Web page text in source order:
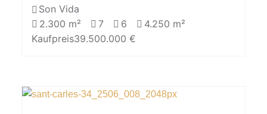
Son Vida
2.300 m²
7 6
4.250 m²
Kaufpreis39.500.000 €